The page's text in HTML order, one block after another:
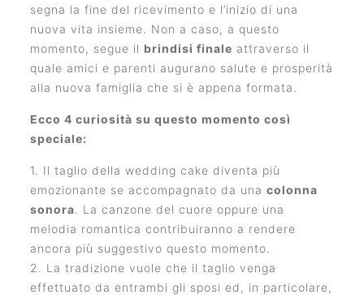
segna la fine del ricevimento e l’inizio di una
nuova vita insieme. Non a caso, a questo
momento, segue il brindisi finale attraverso il
quale amici e parenti augurano salute e prosperità
alla nuova famiglia che si è appena formata.
Ecco 4 curiosità su questo momento così
speciale:
1. Il taglio della wedding cake diventa più
emozionante se accompagnato da una colonna
sonora. La canzone del cuore oppure una
melodia romantica contribuiranno a rendere
ancora più suggestivo questo momento.
2. La tradizione vuole che il taglio venga
effettuato da entrambi gli sposi ed, in particolare,